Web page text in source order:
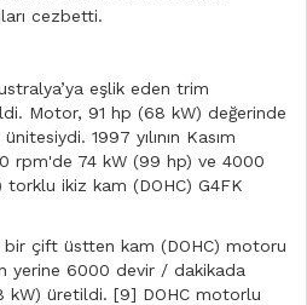
cezbetti.
eşlik eden trim
Motor, 91 hp (68 kW) değerinde
1997 yılının Kasım
rpm'de 74 kW (99 hp) ve 4000
ikiz kam (DOHC) G4FK
bir çift üstten kam (DOHC) motoru
yerine 6000 devir / dakikada
kW) üretildi. [9] DOHC motorlu